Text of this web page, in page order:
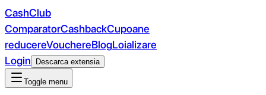
CashClub
ComparatorCashbackCupoane
reducereVouchereBlogLoializare
Login
Descarca extensia
Toggle menu